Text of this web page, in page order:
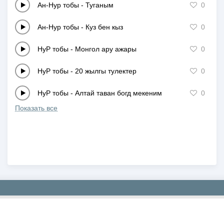
Ан-Нур тобы - Туганым 0
Ан-Нур тобы - Куз бен кыз 0
НуР тобы - Монгол ару ажары 0
НуР тобы - 20 жылгы тулектер 0
НуР тобы - Алтай таван богд мекеним
0
Показать все
Copyright © 2019-2026 NEWMP3.KZ. Все права защищены.